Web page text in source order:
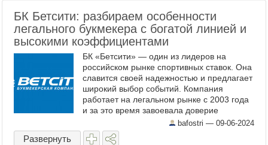
БК Бетсити: разбираем особенности
легального букмекера с богатой линией и
высокими коэффициентами
БК «Бетсити» — один из лидеров на
российском рынке спортивных ставок. Она
славится своей надежностью и предлагает
широкий выбор событий. Компания
работает на легальном рынке с 2003 года
и за это время завоевала доверие
миллионов игроков. «Бетсити»
предоставляет уникальные возможности ...
bafostri — 09-06-2024
Развернуть